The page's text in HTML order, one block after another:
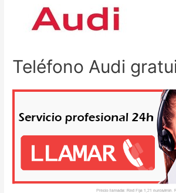
Teléfono Audi